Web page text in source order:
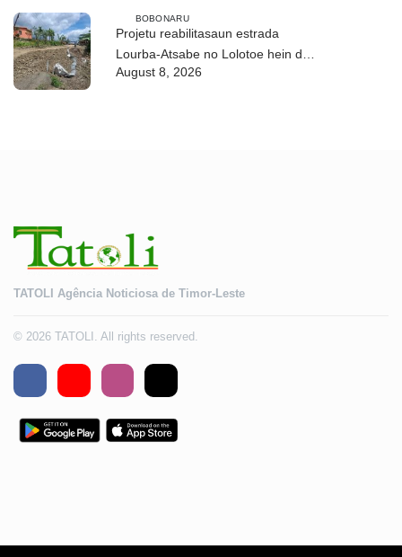
BOBONARU
Projetu reabilitasaun estrada
Lourba-Atsabe no Lolotoe hein de’it
vistu tribunál
August 8, 2026
TATOLI Agência Noticiosa de Timor-Leste
© 2026 TATOLI. All rights reserved.